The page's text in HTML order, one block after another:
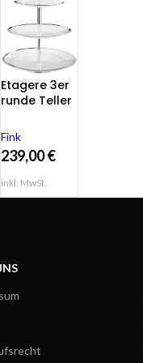
Etagere 3er
runde Teller
PLATINUM
Fink
239,00€
inkl. MwSt.